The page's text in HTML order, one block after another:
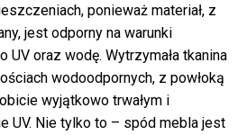
ponieważ materiał, z
jest odporny na warunki
UV oraz wodę. Wytrzymała tkanina
wodoodpornych, z powłoką
wyjątkowo trwałym i
UV. Nie tylko to – spód mebla jest